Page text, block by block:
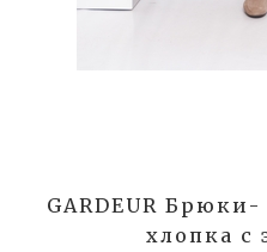
GARDEUR
хлопка с